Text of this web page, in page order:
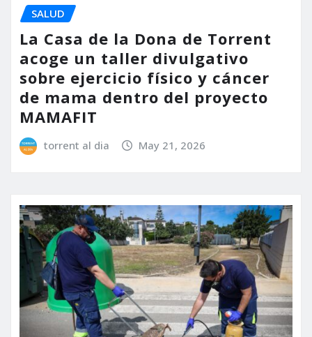
SALUD
La Casa de la Dona de Torrent
acoge un taller divulgativo
sobre ejercicio físico y cáncer
de mama dentro del proyecto
MAMAFIT
torrent al dia May 21, 2026